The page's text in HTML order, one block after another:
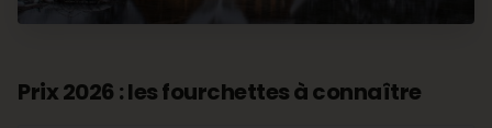
Prix 2026 : les fourchettes à connaître